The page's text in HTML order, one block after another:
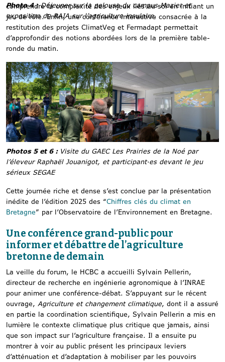
Photo 4 :Déjeuner sur la pelouse du campus Mazier et
exposition du RAIA sur l’agriculture insulaire.
comprendre la complexité des enjeux liés au sol en initiant un
jeu de rôle. Enfin, une conférence interactive consacrée à la
restitution des projets ClimatVeg et Fermadapt permettait
d’approfondir des notions abordées lors de la première table-
ronde du matin.
Photos 5 et 6 : Visite du GAEC Les Prairies de la Noé par
l’éleveur Raphaël Jouanigot, et participant·es devant le jeu
sérieux SEGAE
Cette journée riche et dense s’est conclue par la présentation
inédite de l’édition 2025 des “Chiffres clés du climat en
Bretagne” par l’Observatoire de l’Environnement en Bretagne.
Une conférence grand-public pour
informer et débattre de l’agriculture
bretonne de demain
La veille du forum, le HCBC a accueilli Sylvain Pellerin,
directeur de recherche en ingénierie agronomique à l’INRAE
pour animer une conférence-débat. S’appuyant sur le récent
ouvrage, Agriculture et changement climatique, dont il a assuré
en partie la coordination scientifique, Sylvain Pellerin a mis en
lumière le contexte climatique plus critique que jamais, ainsi
que son impact sur l’agriculture française. Il a ensuite pu
montrer à voir au public présent les principaux leviers
d’atténuation et d’adaptation à mobiliser par les pouvoirs